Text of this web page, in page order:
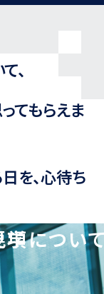
、
てもらえま
を、心待ち
項につい